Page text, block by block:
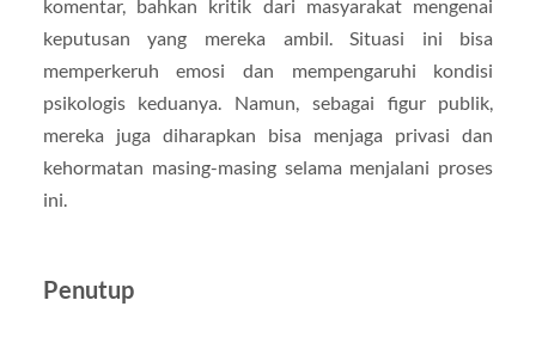
komentar, bahkan kritik dari masyarakat mengenai
keputusan yang mereka ambil. Situasi ini bisa
memperkeruh emosi dan mempengaruhi kondisi
psikologis keduanya. Namun, sebagai figur publik,
mereka juga diharapkan bisa menjaga privasi dan
kehormatan masing-masing selama menjalani proses
ini.
Penutup